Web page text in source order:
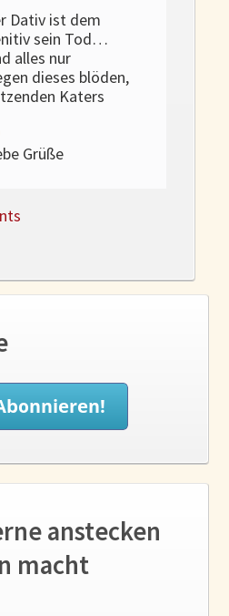
Dativ ist dem
sein Tod…
alles nur
dieses blöden,
Katers
Grüße
anstecken
macht